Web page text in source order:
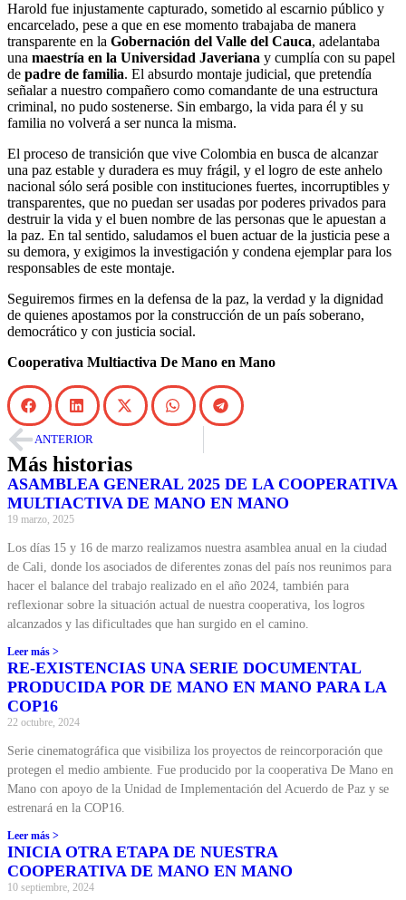
Harold fue injustamente capturado, sometido al escarnio público y
encarcelado, pese a que en ese momento trabajaba de manera
transparente en la Gobernación del Valle del Cauca, adelantaba
una maestría en la Universidad Javeriana y cumplía con su papel
de padre de familia. El absurdo montaje judicial, que pretendía
señalar a nuestro compañero como comandante de una estructura
criminal, no pudo sostenerse. Sin embargo, la vida para él y su
familia no volverá a ser nunca la misma.
El proceso de transición que vive Colombia en busca de alcanzar
una paz estable y duradera es muy frágil, y el logro de este anhelo
nacional sólo será posible con instituciones fuertes, incorruptibles y
transparentes, que no puedan ser usadas por poderes privados para
destruir la vida y el buen nombre de las personas que le apuestan a
la paz. En tal sentido, saludamos el buen actuar de la justicia pese a
su demora, y exigimos la investigación y condena ejemplar para los
responsables de este montaje.
Seguiremos firmes en la defensa de la paz, la verdad y la dignidad
de quienes apostamos por la construcción de un país soberano,
democrático y con justicia social.
Cooperativa Multiactiva De Mano en Mano
ANTERIOR
Más historias
ASAMBLEA GENERAL 2025 DE LA COOPERATIVA
MULTIACTIVA DE MANO EN MANO
19 marzo, 2025
Los días 15 y 16 de marzo realizamos nuestra asamblea anual en la ciudad
de Cali, donde los asociados de diferentes zonas del país nos reunimos para
hacer el balance del trabajo realizado en el año 2024, también para
reflexionar sobre la situación actual de nuestra cooperativa, los logros
alcanzados y las dificultades que han surgido en el camino.
Leer más >
RE-EXISTENCIAS UNA SERIE DOCUMENTAL
PRODUCIDA POR DE MANO EN MANO PARA LA
COP16
22 octubre, 2024
Serie cinematográfica que visibiliza los proyectos de reincorporación que
protegen el medio ambiente. Fue producido por la cooperativa De Mano en
Mano con apoyo de la Unidad de Implementación del Acuerdo de Paz y se
estrenará en la COP16.
Leer más >
INICIA OTRA ETAPA DE NUESTRA
COOPERATIVA DE MANO EN MANO
10 septiembre, 2024